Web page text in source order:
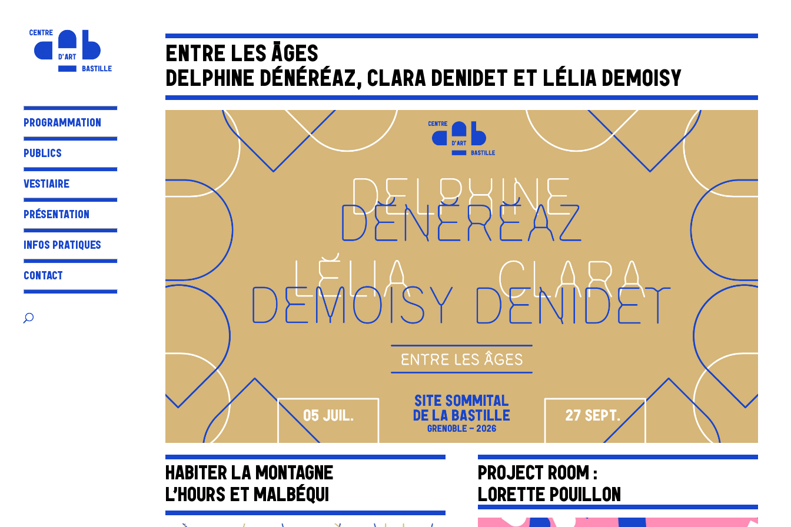
PROGRAMMATION
PUBLICS
VESTIAIRE
PRÉSENTATION
INFOS PRATIQUES
CONTACT
ENTRE LES ÂGES
DELPHINE DÉNÉRÉAZ, CLARA DENIDET ET LÉLIA DEMOISY
HABITER LA MONTAGNE
L’HOURS ET MALBÉQUI
PROJECT ROOM :
LORETTE POUILLON